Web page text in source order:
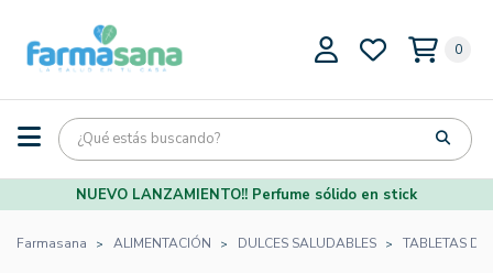
0
NUEVO LANZAMIENTO!! Perfume sólido en stick
Farmasana ALIMENTACIÓN DULCES SALUDABLES TABLETAS